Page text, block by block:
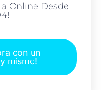
Online Desde
con un
mismo!